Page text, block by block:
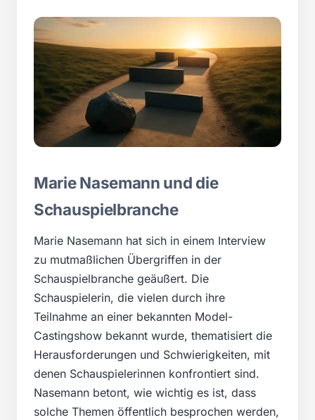
Marie Nasemann und die
Schauspielbranche
Marie Nasemann hat sich in einem Interview
zu mutmaßlichen Übergriffen in der
Schauspielbranche geäußert. Die
Schauspielerin, die vielen durch ihre
Teilnahme an einer bekannten Model-
Castingshow bekannt wurde, thematisiert die
Herausforderungen und Schwierigkeiten, mit
denen Schauspielerinnen konfrontiert sind.
Nasemann betont, wie wichtig es ist, dass
solche Themen öffentlich besprochen werden,